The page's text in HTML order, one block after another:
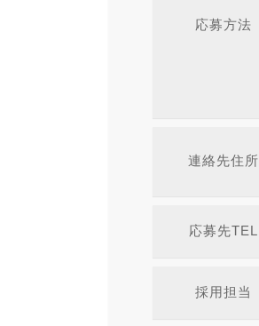
応募方法
連絡先住所
応募先TEL
採用担当